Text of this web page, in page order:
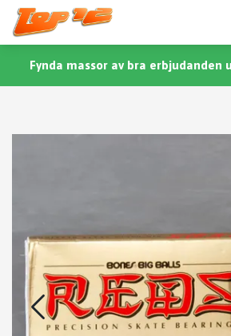
Fynda massor av bra erbjudanden